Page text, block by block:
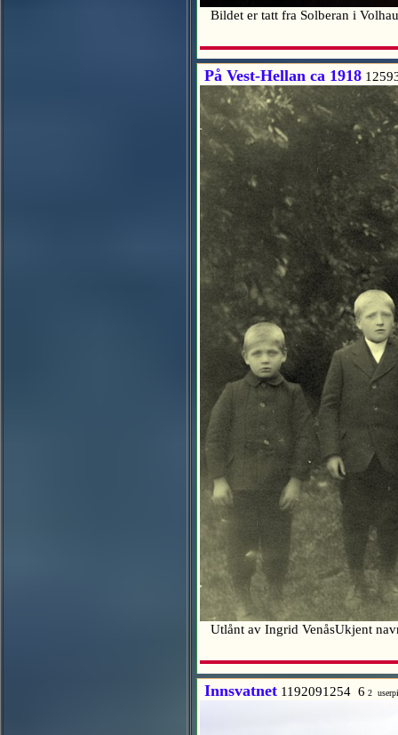
Bildet er tatt fra Solberan i
På Vest-Hellan ca 1918
Utlånt av Ingrid VenåsUkjent
Innsvatnet 1192091254 6 2